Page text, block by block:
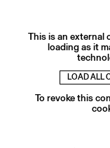
This is an external
loading as it
LOAD ALL
To revoke this